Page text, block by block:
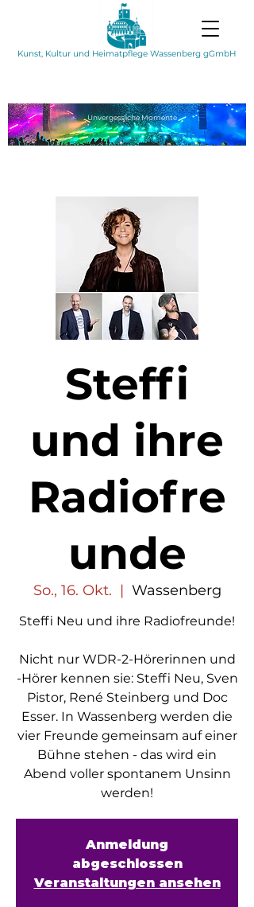
Kunst, Kultur und Heimatpflege Wassenberg gGmbH
UnvergesslicheMomente
Steffi
und ihre
Radiofre
unde
So., 16. Okt.
  |
Wassenberg
Steffi Neu und ihre Radiofreunde!
Nicht nur WDR-2-Hörerinnen und
-Hörer kennen sie: Steffi Neu, Sven
Pistor, René Steinberg und Doc
Esser. In Wassenberg werden die
vier Freunde gemeinsam auf einer
Bühne stehen - das wird ein
Abend voller spontanem Unsinn
Anmeldung
abgeschlossen
Veranstaltungen ansehen